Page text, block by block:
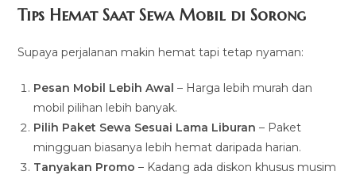
Tips Hemat Saat Sewa Mobil di Sorong
Supaya perjalanan makin hemat tapi tetap nyaman:
Pesan Mobil Lebih Awal – Harga lebih murah dan
mobil pilihan lebih banyak.
Pilih Paket Sewa Sesuai Lama Liburan – Paket
mingguan biasanya lebih hemat daripada harian.
Tanyakan Promo – Kadang ada diskon khusus musim